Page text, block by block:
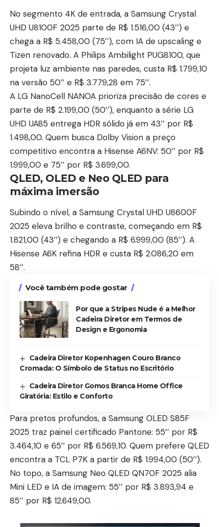
No segmento 4K de entrada, a Samsung Crystal
UHD U8100F 2025 parte de R$ 1.516,00 (43’’) e
chega a R$ 5.458,00 (75’’), com IA de upscaling e
Tizen renovado. A Philips Ambilight PUG8100, que
projeta luz ambiente nas paredes, custa R$ 1.799,10
na versão 50’’ e R$ 3.779,28 em 75’’.
A LG NanoCell NANOA prioriza precisão de cores e
parte de R$ 2.199,00 (50’’), enquanto a série LG
UHD UA85 entrega HDR sólido já em 43’’ por R$
1.498,00. Quem busca Dolby Vision a preço
competitivo encontra a Hisense A6NV: 50’’ por R$
1.999,00 e 75’’ por R$ 3.699,00.
QLED, OLED e Neo QLED para
máxima imersão
Subindo o nível, a Samsung Crystal UHD U8600F
2025 eleva brilho e contraste, começando em R$
1.821,00 (43’’) e chegando a R$ 6.999,00 (85’’). A
Hisense A6K refina HDR e custa R$ 2.086,20 em
58’’.
Você também pode gostar
Por que a Stripes Nude é a Melhor
Cadeira Diretor em Termos de
Design e Ergonomia
Cadeira Diretor Kopenhagen Couro Branco
Cromada: O Símbolo de Status no Escritório
Cadeira Diretor Gomos Branca Home Office
Giratória: Estilo e Conforto
Para pretos profundos, a Samsung OLED S85F
2025 traz painel certificado Pantone: 55’’ por R$
3.464,10 e 65’’ por R$ 6.569,10. Quem prefere QLED
encontra a TCL P7K a partir de R$ 1.994,00 (50’’).
No topo, a Samsung Neo QLED QN70F 2025 alia
Mini LED e IA de imagem: 55’’ por R$ 3.893,94 e
85’’ por R$ 12.649,00.